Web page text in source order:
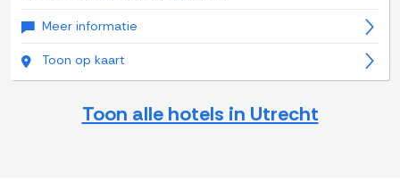
Meer informatie
Toon op kaart
Toon alle hotels in Utrecht